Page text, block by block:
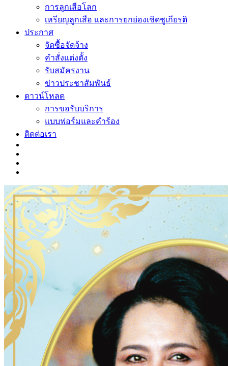
การลูกเสือโลก
เหรียญลูกเสือ และการยกย่องเชิดชูเกียรติ
ประกาศ
จัดซื้อจัดจ้าง
คำสั่งแต่งตั้ง
รับสมัครงาน
ข่าวประชาสัมพันธ์
ดาวน์โหลด
การขอรับบริการ
แบบฟอร์มและคำร้อง
ติดต่อเรา